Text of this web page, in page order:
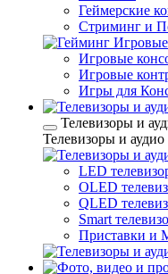
Геймерские
Стриминг и
Игровые
Игровые
Игры для
Телевизоры и
Телевизоры и аудио
LED
OLED
QLED
Smart
Приставки и